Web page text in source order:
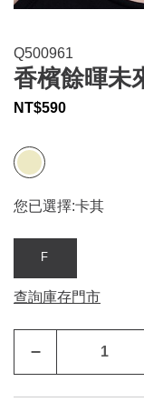
Q500961
香檳餘暉未
NT$590
您已選擇:卡其
F
查詢庫存門市
–